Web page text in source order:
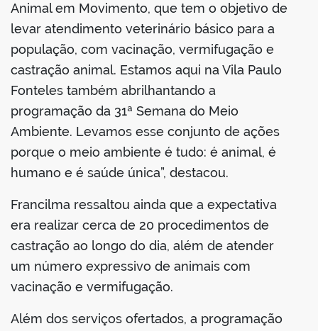
Animal em Movimento, que tem o objetivo de
levar atendimento veterinário básico para a
população, com vacinação, vermifugação e
castração animal. Estamos aqui na Vila Paulo
Fonteles também abrilhantando a
programação da 31ª Semana do Meio
Ambiente. Levamos esse conjunto de ações
porque o meio ambiente é tudo: é animal, é
humano e é saúde única”, destacou.
Francilma ressaltou ainda que a expectativa
era realizar cerca de 20 procedimentos de
castração ao longo do dia, além de atender
um número expressivo de animais com
vacinação e vermifugação.
Além dos serviços ofertados, a programação